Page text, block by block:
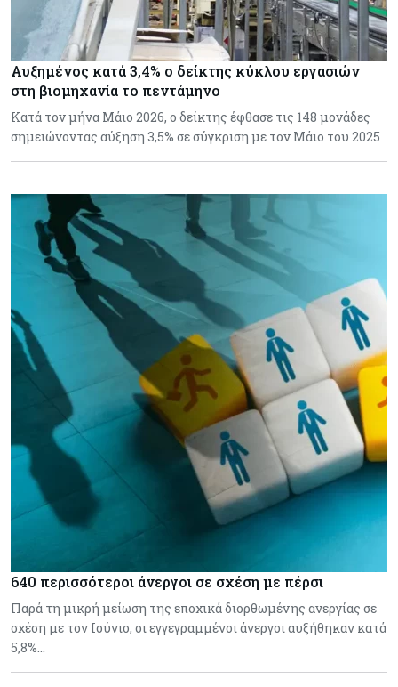
Αυξημένος κατά 3,4% ο δείκτης κύκλου εργασιών
στη βιομηχανία το πεντάμηνο
Κατά τον μήνα Μάιο 2026, ο δείκτης έφθασε τις 148 μονάδες
σημειώνοντας αύξηση 3,5% σε σύγκριση με τον Μάιο του 2025
640 περισσότεροι άνεργοι σε σχέση με πέρσι
Παρά τη μικρή μείωση της εποχικά διορθωμένης ανεργίας σε
σχέση με τον Ιούνιο, οι εγγεγραμμένοι άνεργοι αυξήθηκαν κατά
5,8%…